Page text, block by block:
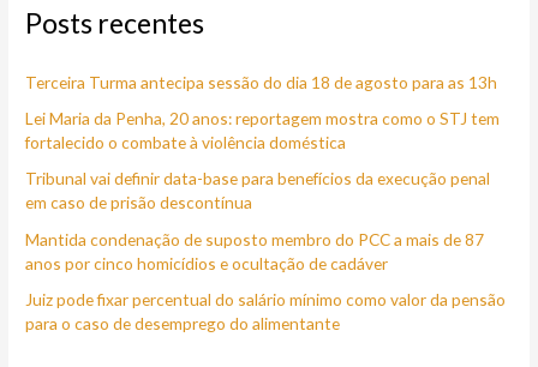
u
s
a
r
p
o
r
:
Posts recentes
Terceira Turma antecipa sessão do dia 18 de agosto para as 13h
Lei Maria da Penha, 20 anos: reportagem mostra como o STJ tem
fortalecido o combate à violência doméstica
Tribunal vai definir data-base para benefícios da execução penal
em caso de prisão descontínua
Mantida condenação de suposto membro do PCC a mais de 87
anos por cinco homicídios e ocultação de cadáver
Juiz pode fixar percentual do salário mínimo como valor da pensão
para o caso de desemprego do alimentante